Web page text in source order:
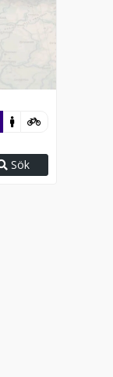
Sök